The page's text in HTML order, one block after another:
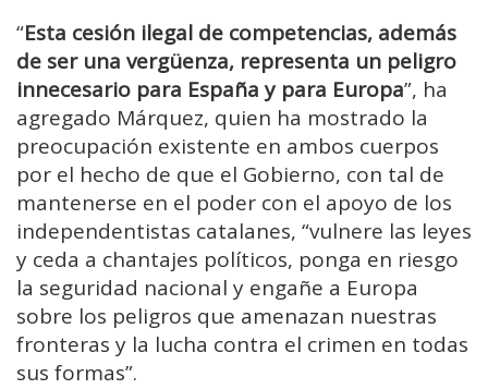
“Esta cesión ilegal de competencias, además
de ser una vergüenza, representa un peligro
innecesario para España y para Europa”, ha
agregado Márquez, quien ha mostrado la
preocupación existente en ambos cuerpos
por el hecho de que el Gobierno, con tal de
mantenerse en el poder con el apoyo de los
independentistas catalanes, “vulnere las leyes
y ceda a chantajes políticos, ponga en riesgo
la seguridad nacional y engañe a Europa
sobre los peligros que amenazan nuestras
fronteras y la lucha contra el crimen en todas
sus formas”.